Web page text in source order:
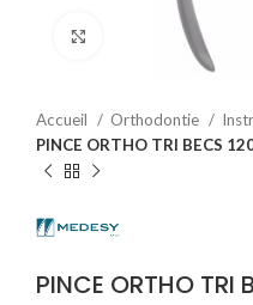
Cliquez pour agrandir
Accueil Orthodontie
PINCE ORTHO TRI BECS
PINCE ORTHO TRI